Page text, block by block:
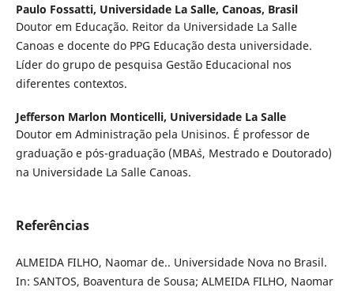
Paulo Fossatti, Universidade La Salle, Canoas, Brasil
Doutor em Educação. Reitor da Universidade La Salle
Canoas e docente do PPG Educação desta universidade.
Líder do grupo de pesquisa Gestão Educacional nos
diferentes contextos.
Jefferson Marlon Monticelli, Universidade La Salle
Doutor em Administração pela Unisinos. É professor de
graduação e pós-graduação (MBA`s, Mestrado e Doutorado)
na Universidade La Salle Canoas.
Referências
ALMEIDA FILHO, Naomar de.. Universidade Nova no Brasil.
In: SANTOS, Boaventura de Sousa; ALMEIDA FILHO, Naomar